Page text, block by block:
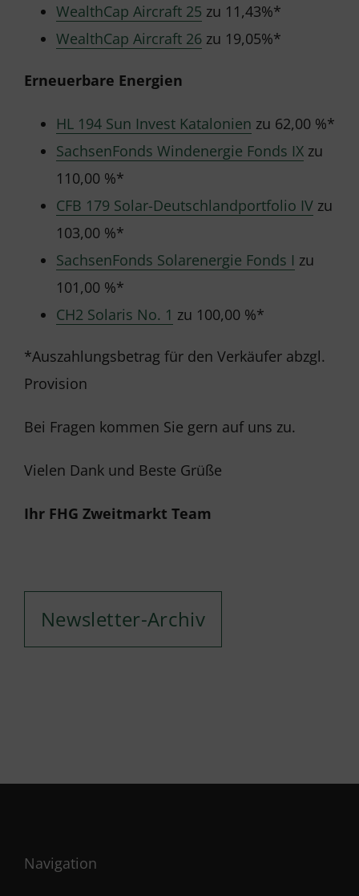
WealthCap Aircraft 25 zu 11,43%*
WealthCap Aircraft 26 zu 19,05%*
Erneuerbare Energien
HL 194 Sun Invest Katalonien zu 62,00 %*
SachsenFonds Windenergie Fonds IX zu
110,00 %*
CFB 179 Solar-Deutschlandportfolio IV zu
103,00 %*
SachsenFonds Solarenergie Fonds I zu
101,00 %*
CH2 Solaris No. 1 zu 100,00 %*
*Auszahlungsbetrag für den Verkäufer abzgl.
Provision
Bei Fragen kommen Sie gern auf uns zu.
Vielen Dank und Beste Grüße
Ihr FHG Zweitmarkt Team
Newsletter-Archiv
Navigation